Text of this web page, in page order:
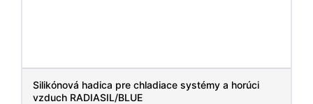
Silikónová hadica pre chladiace systémy a horúci
vzduch RADIASIL/BLUE